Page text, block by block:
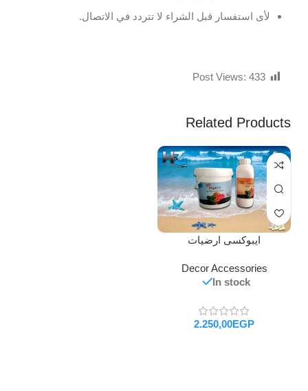
لأى استفسار قبل الشراء لا تتردد في الاتصال.
Post Views: 433
Related Products
ايبوكسى ارضيات
Decor Accessories
In stock
EGP